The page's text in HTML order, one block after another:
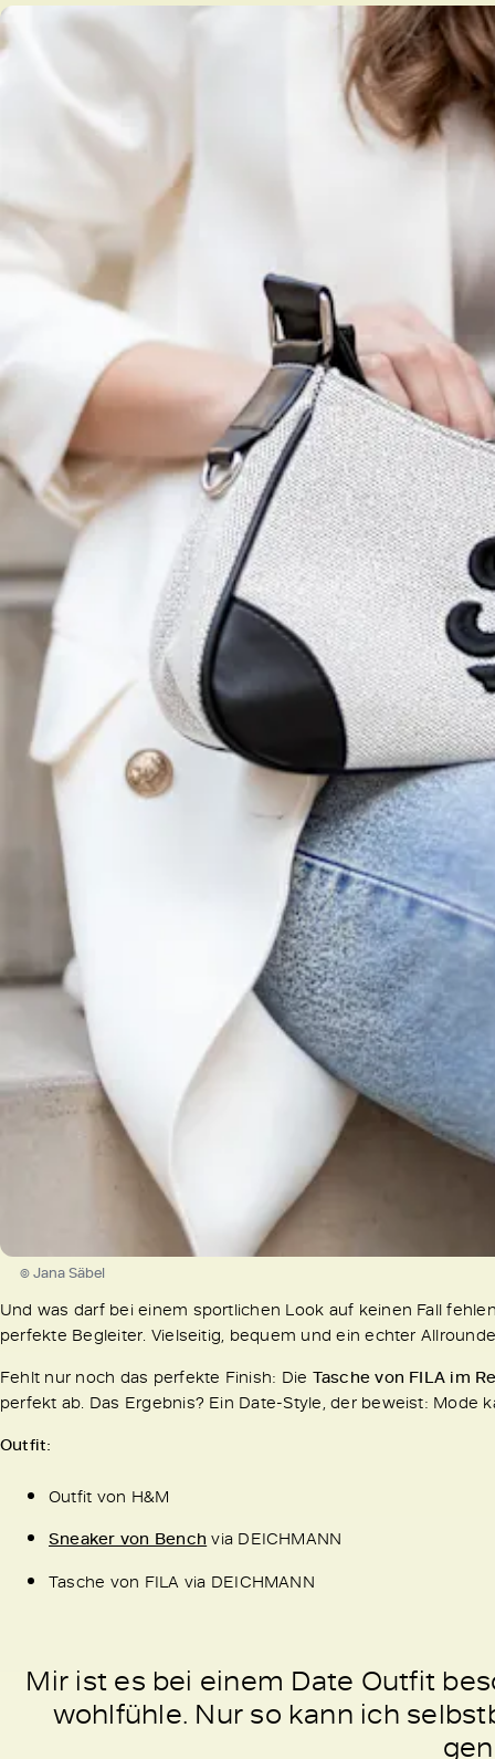
© Jana Säbel
Und was darf bei einem sportlichen Look auf keinen Fall
perfekte Begleiter. Vielseitig, bequem und ein echter
Fehlt nur noch das perfekte Finish: Die Tasche von FILA im
perfekt ab. Das Ergebnis? Ein Date-Style, der beweist:
Outfit:
Outfit von H&M
Sneaker von Bench via DEICHMANN
Tasche von FILA via DEICHMANN
Mir ist es bei einem Date Outfit
wohlfühle. Nur so kann ich